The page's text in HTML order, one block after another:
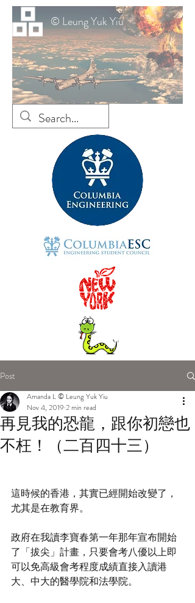
© Leung Yuk Yiu
Post
再見我的恐龍，跟你初戀也
不枉！（二百四十三）
Amanda L © Leung Yuk Yiu
Nov 4, 2019 2 min read
這時候的香港，其實已經開始改變了，
尤其是在教育界。
政府在我讀李寶春第一年那年宣布開始
了「拔尖」計畫，只要會考八優以上即
可以免高級會考程度成績直接入讀港
大、中大的醫學院和法學院。